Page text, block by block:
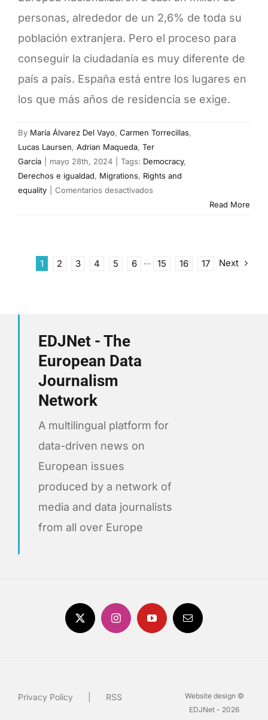
personas, alrededor de un 2,6% de toda su
población extranjera. Pero el proceso para
conseguir la ciudadanía es muy diferente de
país a país. España está entre los lugares en
los que más años de residencia se exige.
By María Álvarez Del Vayo, Carmen Torrecillas,
Lucas Laursen, Adrian Maqueda, Ter
García
mayo 28th, 2024 Tags: Democracy,
Derechos e igualdad, Migrations, Rights and
equality
Comentarios desactivados
unos
europeo
Read More
1 2 3 4 5 6 ··· 15 16 17 Next
EDJNet - The
European Data
Journalism
Network
A multilingual platform for
data-driven news on
European issues
produced by a network of
media and data journalists
from all over Europe
Privacy Policy RSS
Website design ©
EDJNet - 2026